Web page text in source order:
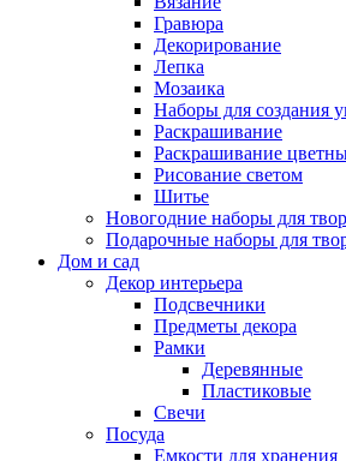
Гравюра
Декорирование
Лепка
Мозаика
Наборы для создания
Раскрашивание
Раскрашивание
Рисование светом
Шитье
Новогодние наборы для
Подарочные наборы для
Дом и сад
Декор интерьера
Подсвечники
Предметы декора
Рамки
Деревянные
Пластиковые
Свечи
Посуда
Емкости для хранения